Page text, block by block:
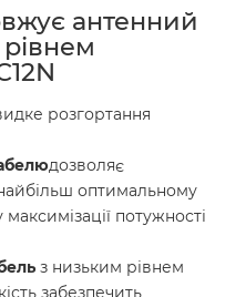
антенний
розгортання
дозволяє
оптимальному
потужності
з низьким рівнем
забезпечить